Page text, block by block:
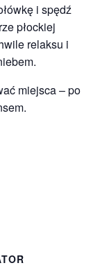
i spędź
płockiej
relaksu i
miejsca – po